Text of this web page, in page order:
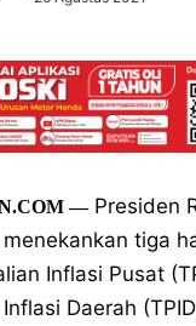
—Presiden
tiga
Inflasi Pusat
Daerah